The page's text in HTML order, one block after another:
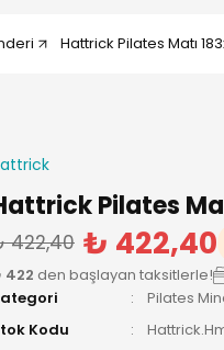
Hattrick Pilates Matı
Pilates
422,40 ₺ 422,40
422 den başlayan taksitlerle!
Pilates
Kodu